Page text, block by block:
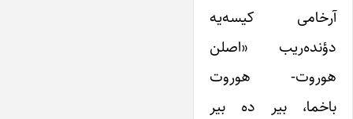
آرخامی کیسه‌یه
دؤنده‌ریب «اصلن
هوروت- هوروت
باخما، بیر ده بیر